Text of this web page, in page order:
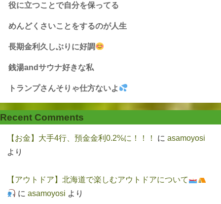
役に立つことで自分を保ってる
めんどくさいことをするのが人生
長期金利久しぶりに好調
銭湯andサウナ好きな私
トランプさんそりゃ仕方ないよ
Recent Comments
【お金】大手4行、預金金利0.2%に！！！ に asamoyosi
より
【アウトドア】北海道で楽しむアウトドアについて
に asamoyosi より